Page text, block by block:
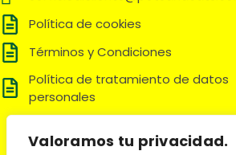
Valoramos tu privacidad.
Política de cookies
Términos y Condiciones
Política de tratamiento de datos
personales